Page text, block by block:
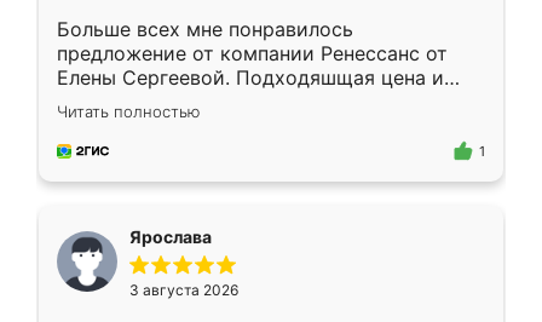
Больше всех мне понравилось
предложение от компании Ренессанс от
Елены Сергеевой. Подходяшщая цена и
короткие сроки изготовления. Приехавший
для замера сотрудник Владислав
предложил по моему эскизу самый
Читать полностью
1
Ярослава
3 августа 2026